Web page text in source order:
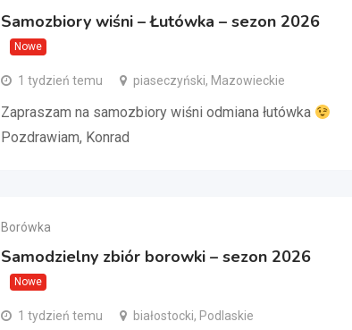
Samozbiory wiśni – Łutówka – sezon 2026
Nowe
1 tydzień temu piaseczyński, Mazowieckie
Zapraszam na samozbiory wiśni odmiana łutówka
Pozdrawiam, Konrad
Borówka
Samodzielny zbiór borowki – sezon 2026
Nowe
1 tydzień temu białostocki, Podlaskie